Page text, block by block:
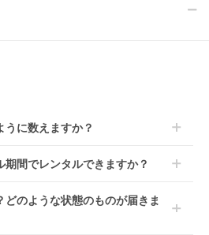
うに数えますか？
ます。
佐川急便）に商品の引渡しとなり
間でレンタルできますか？
。
3ヶ月レンタル＋1ヶ月延長とし
のような状態のものが届きま